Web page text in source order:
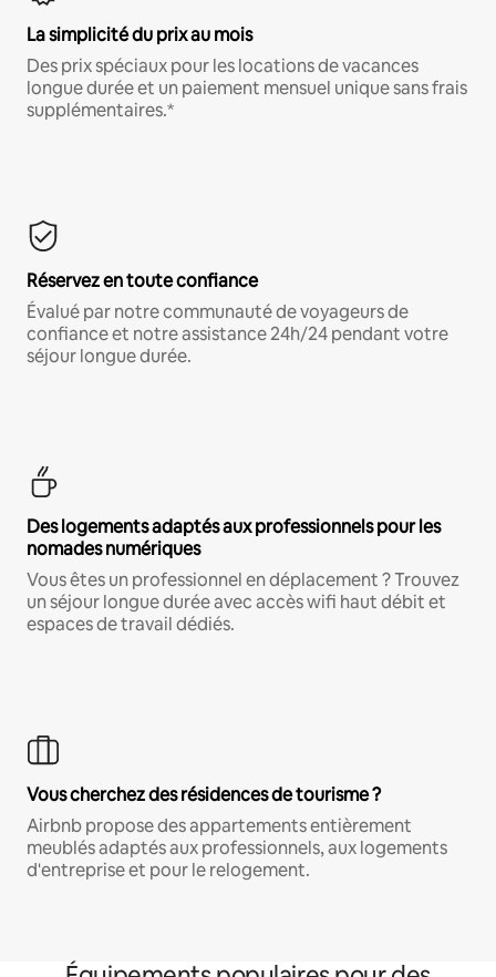
La simplicité du prix au mois
Des prix spéciaux pour les locations de vacances
longue durée et un paiement mensuel unique sans frais
supplémentaires.*
Réservez en toute confiance
Évalué par notre communauté de voyageurs de
confiance et notre assistance 24h/24 pendant votre
séjour longue durée.
Des logements adaptés aux professionnels pour les
nomades numériques
Vous êtes un professionnel en déplacement ? Trouvez
un séjour longue durée avec accès wifi haut débit et
espaces de travail dédiés.
Vous cherchez des résidences de tourisme ?
Airbnb propose des appartements entièrement
meublés adaptés aux professionnels, aux logements
d'entreprise et pour le relogement.